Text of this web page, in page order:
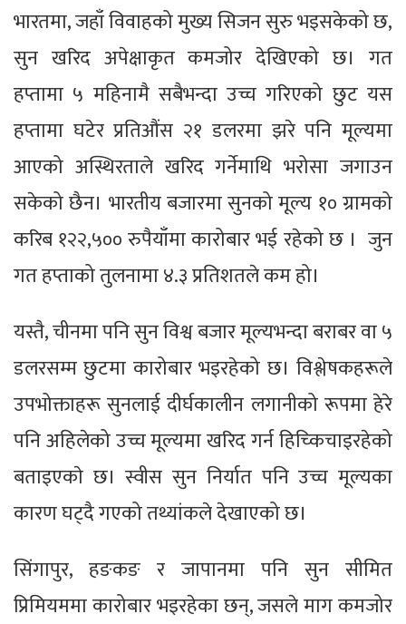
भारतमा, जहाँ विवाहको मुख्य सिजन सुरु भइसकेको छ,
सुन खरिद अपेक्षाकृत कमजोर देखिएको छ। गत
हप्तामा ५ महिनामै सबैभन्दा उच्च गरिएको छुट यस
हप्तामा घटेर प्रतिऔंस २१ डलरमा झरे पनि मूल्यमा
आएको अस्थिरताले खरिद गर्नेमाथि भरोसा जगाउन
सकेको छैन। भारतीय बजारमा सुनको मूल्य १० ग्रामको
करिब १२२,५०० रुपैयाँमा कारोबार भई रहेको छ । जुन
गत हप्ताको तुलनामा ४.३ प्रतिशतले कम हो।
यस्तै, चीनमा पनि सुन विश्व बजार मूल्यभन्दा बराबर वा ५
डलरसम्म छुटमा कारोबार भइरहेको छ। विश्लेषकहरूले
उपभोक्ताहरू सुनलाई दीर्घकालीन लगानीको रूपमा हेरे
पनि अहिलेको उच्च मूल्यमा खरिद गर्न हिच्किचाइरहेको
बताइएकाे छ। स्वीस सुन निर्यात पनि उच्च मूल्यका
कारण घट्दै गएको तथ्यांकले देखाएको छ।
सिंगापुर, हङकङ र जापानमा पनि सुन सीमित
प्रिमियममा कारोबार भइरहेका छन्, जसले माग कमजोर